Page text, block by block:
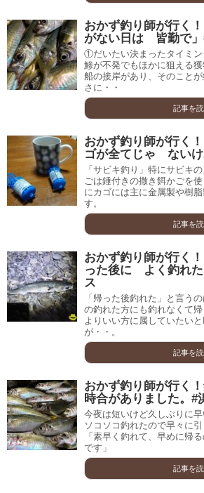
おかず釣り師が行く
がない日は 皆勤で」
①だいたい決まったタイミン
鯵が不発でもほかに狙える
船の接岸があり、そのこと
さに・・
記事を
おかず釣り師が行く
ゴが全てじゃ ないけ
「サビキ釣り」特にサビキ
ごは錘付きの撒き餌かごを
にカゴには主に金属製や樹
す。
記事を
おかず釣り師が行く
った後に よく釣れ
ス
「帰った後釣れた」と言う
の釣れた方にも釣れなくて
よりいい方に属していたい
が・・。
記事を
おかず釣り師が行く
時合がありました。#
今夜は短いけど久しぶりに
ソコソコ釣れたので早々に引
「素早く釣れて、早めに帰
です」
記事を